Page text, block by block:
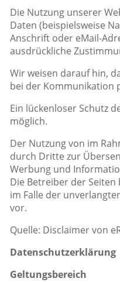
Die Nutzung unserer
Daten (beispielsweise
Anschrift oder eMail-
ausdrückliche
Wir weisen darauf hin,
bei der Kommunikation
Ein lückenloser Schutz
möglich.
Der Nutzung von im
durch Dritte zur
Werbung und
Die Betreiber der
im Falle der
vor.
Quelle: Disclaimer von
Datenschutzerklärung
Geltungsbereich